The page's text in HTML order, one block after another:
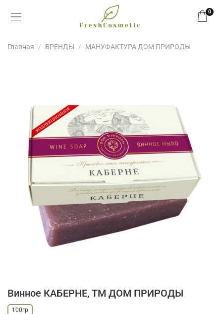
0
Главная БРЕНДЫ МАНУФАКТУРА ДОМ ПРИРОДЫ
Винное КАБЕРНЕ, ТМ ДОМ ПРИРОДЫ
100гр